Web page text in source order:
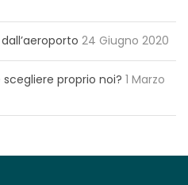
24 Giugno 2020
proprio noi? 1 Marzo